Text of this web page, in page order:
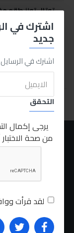
اشترك في
جديد
اشترك في
التحقق
يرجى إكمال
من صحة الاختبار
لقد قرأت
توتال تولز طقم
65.00LE
اشتري الان
list.
سياسة الخصوصية
الشروط والاحكام